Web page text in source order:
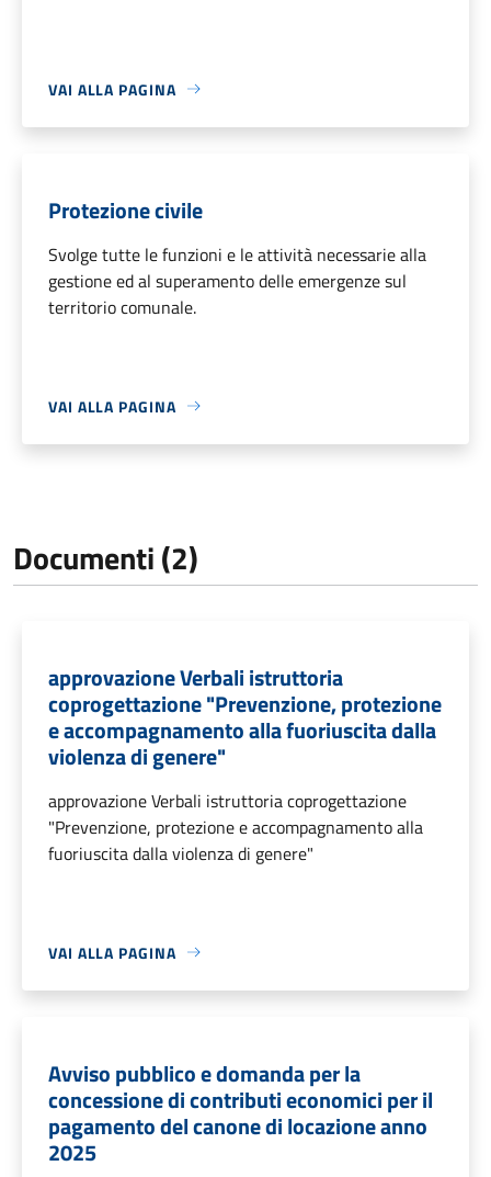
VAI ALLA PAGINA
Protezione civile
Svolge tutte le funzioni e le attività necessarie alla
gestione ed al superamento delle emergenze sul
territorio comunale.
VAI ALLA PAGINA
Documenti (2)
approvazione Verbali istruttoria
coprogettazione "Prevenzione, protezione
e accompagnamento alla fuoriuscita dalla
violenza di genere"
approvazione Verbali istruttoria coprogettazione
"Prevenzione, protezione e accompagnamento alla
fuoriuscita dalla violenza di genere"
VAI ALLA PAGINA
Avviso pubblico e domanda per la
concessione di contributi economici per il
pagamento del canone di locazione anno
2025